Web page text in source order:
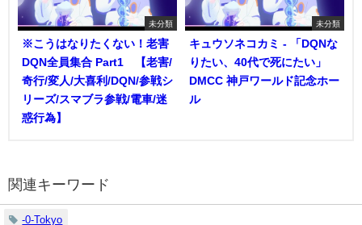
未分類
※こうはなりたくない！老害
DQN全員集合 Part1 【老害/
奇行/変人/大喜利/DQN/参戦シ
リーズ/スマブラ参戦/電車/迷
惑行為】
未分類
キュウソネコカミ - 「DQNな
りたい、40代で死にたい」
DMCC 神戸ワールド記念ホー
ル
関連キーワード
-0-Tokyo